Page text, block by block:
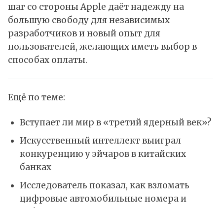
шаг со стороны Apple даёт надежду на
большую свободу для независимых
разработчиков и новый опыт для
пользователей, желающих иметь выбор в
способах оплаты.
Ещё по теме:
Вступает ли мир в «третий ядерный век»?
Искусственный интеллект выиграл
конкуренцию у эйчаров в китайских
банках
Исследователь показал, как взломать
цифровые автомобильные номера и